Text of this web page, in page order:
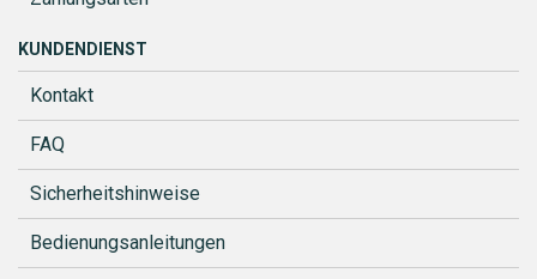
KUNDENDIENST
Kontakt
FAQ
Sicherheitshinweise
Bedienungsanleitungen